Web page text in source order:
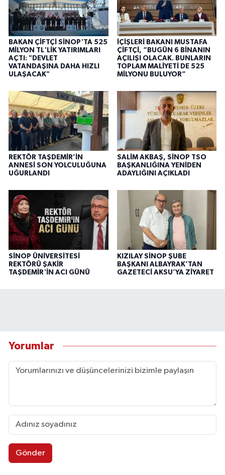
BAKAN ÇİFTÇİ SİNOP'TA 525
MİLYON TL'LİK YATIRIMLARI
AÇTI: "DEVLET
VATANDAŞINA DAHA HIZLI
ULAŞACAK"
İÇİŞLERİ BAKANI MUSTAFA
ÇİFTÇİ, “BUGÜN 6 BİNANIN
AÇILIŞI OLACAK. BUNLARIN
TOPLAM MALİYETİ DE 525
MİLYONU BULUYOR”
REKTÖR TAŞDEMİR’İN
ANNESİ SON YOLCULUĞUNA
UĞURLANDI
SALİM AKBAŞ, SİNOP TSO
BAŞKANLIĞINA YENİDEN
ADAYLIĞINI AÇIKLADI
SİNOP ÜNİVERSİTESİ
REKTÖRÜ ŞAKİR
TAŞDEMİR'İN ACI GÜNÜ
KIZILAY SİNOP ŞUBE
BAŞKANI ALBAYRAK’TAN
GAZETECİ AKSU’YA ZİYARET
Yorumlar
Gönder